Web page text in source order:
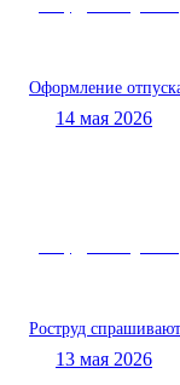
Оформление
14 мая 2026
Роструд
13 мая 2026